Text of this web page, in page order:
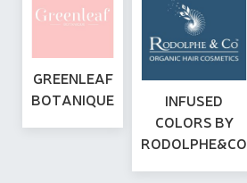
GREENLEAF
BOTANIQUE
INFUSED
COLORS BY
RODOLPHE&CO